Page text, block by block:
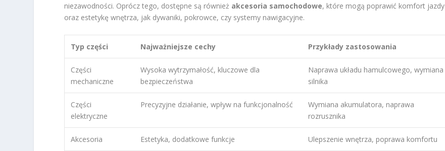
niezawodności. Oprócz tego, dostępne są również akcesoria samochodowe, które mogą poprawić komfort jazdy
oraz estetykę wnętrza, jak dywaniki, pokrowce, czy systemy nawigacyjne.
Typ części Najważniejsze cechy Przykłady zastosowania
Części
mechaniczne
Wysoka wytrzymałość, kluczowe dla
bezpieczeństwa
Naprawa układu hamulcowego, wymiana
silnika
Części
elektryczne
Precyzyjne działanie, wpływ na funkcjonalność
Wymiana akumulatora, naprawa
rozrusznika
Akcesoria Estetyka, dodatkowe funkcje
Ulepszenie wnętrza, poprawa komfortu